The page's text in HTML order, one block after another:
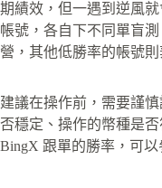
期績效，但一遇到逆風
帳號，各自下不同單盲
營，其他低勝率的帳號則
建議在操作前，需要謹
否穩定、操作的幣種是
BingX 跟單的勝率，可以